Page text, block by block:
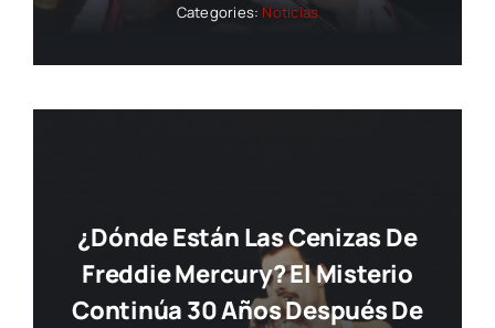
Categories: Noticias
¿Dónde Están Las Cenizas De
Freddie Mercury? El Misterio
Continúa 30 Años Después De